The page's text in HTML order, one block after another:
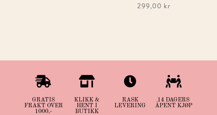
299,00 kr

GRATIS
FRAKT OVER
1000,-

KLIKK &
HENT I
BUTIKK

RASK
LEVERING

14 DAGERS
ÅPENT KJØP